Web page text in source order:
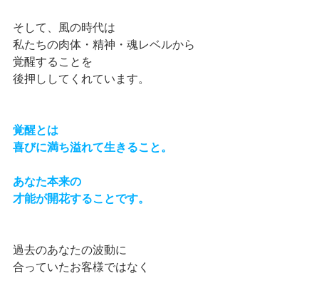
そして、風の時代は
私たちの肉体・精神・魂レベルから
覚醒することを
後押ししてくれています。
覚醒とは
喜びに満ち溢れて生きること。
あなた本来の
才能が開花することです。
過去のあなたの波動に
合っていたお客様ではなく